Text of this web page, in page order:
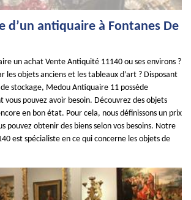
d’un antiquaire à Fontanes De
un achat Vente Antiquité 11140 ou ses environs ?
les objets anciens et les tableaux d’art ? Disposant
stockage, Medou Antiquaire 11 possède
pouvez avoir besoin. Découvrez des objets
en bon état. Pour cela, nous définissons un prix
pouvez obtenir des biens selon vos besoins. Notre
est spécialiste en ce qui concerne les objets de